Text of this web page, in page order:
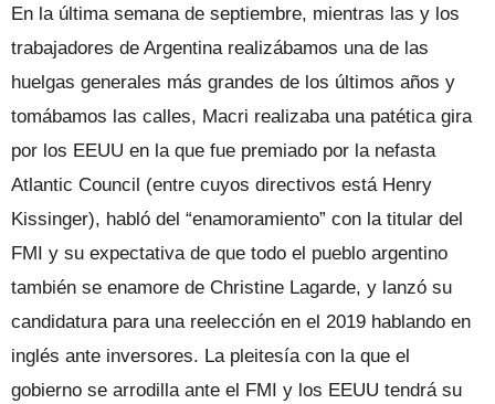
En la última semana de septiembre, mientras las y los
trabajadores de Argentina realizábamos una de las
huelgas generales más grandes de los últimos años y
tomábamos las calles, Macri realizaba una patética gira
por los EEUU en la que fue premiado por la nefasta
Atlantic Council (entre cuyos directivos está Henry
Kissinger), habló del “enamoramiento” con la titular del
FMI y su expectativa de que todo el pueblo argentino
también se enamore de Christine Lagarde, y lanzó su
candidatura para una reelección en el 2019 hablando en
inglés ante inversores. La pleitesía con la que el
gobierno se arrodilla ante el FMI y los EEUU tendrá su